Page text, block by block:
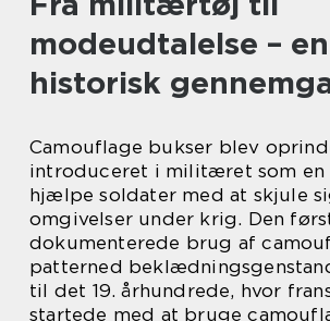
modeudtalelse – en
historisk
Camouflage bukser blev
introduceret i militæret som en
hjælpe soldater med at skjule
omgivelser under krig. Den
dokumenterede brug af
patterned
til det 19. århundrede, hvor
startede med at bruge